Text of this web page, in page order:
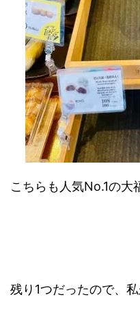
こちらも人気No.1の大
残り1つだったので、